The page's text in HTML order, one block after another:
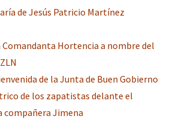
de Jesús Patricio Martínez
Comandanta Hortencia a nombre del
de la Junta de Buen Gobierno
de los zapatistas delante el
compañera Jimena